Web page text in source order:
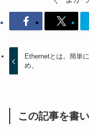
Ethernetとは。簡単
め。
この記事を書